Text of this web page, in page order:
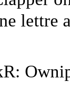
lettre